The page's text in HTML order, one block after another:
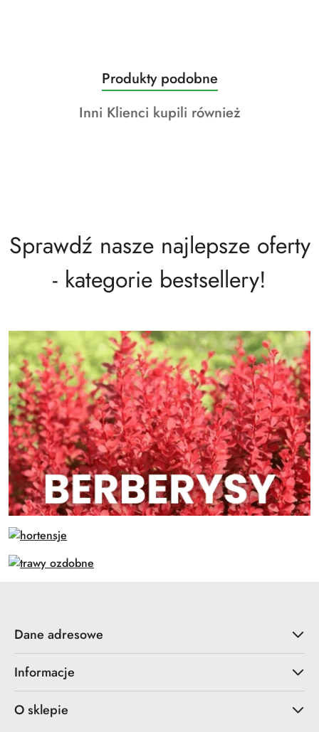
Pomiń karuzelę produktów
Produkty
o
statusie:
Produkty podobne
Produkty
Inni Klienci kupili również
Sprawdź nasze najlepsze oferty
- kategorie bestsellery!
Dane adresowe
Informacje
O sklepie